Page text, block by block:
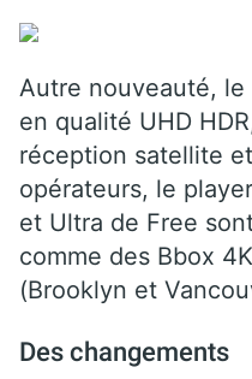
Autre nouveauté,
en qualité UHD
réception satellite
opérateurs, le
et Ultra de Free
comme des Bbox
(Brooklyn et
Des changements